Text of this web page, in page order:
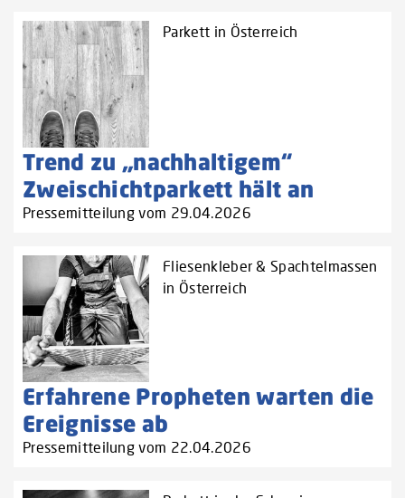
Parkett in Österreich
Trend zu „nachhaltigem“
Zweischichtparkett hält an
Pressemitteilung vom 29.04.2026
Fliesenkleber & Spachtelmassen
in Österreich
Erfahrene Propheten warten die
Ereignisse ab
Pressemitteilung vom 22.04.2026